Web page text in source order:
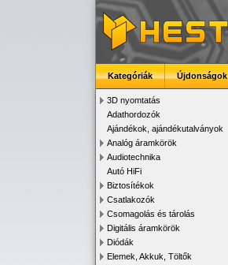
Kategóriák Újdonságok
3D nyomtatás
Adathordozók
Ajándékok, ajándékutalványok
Analóg áramkörök
Audiotechnika
Autó HiFi
Biztosítékok
Csatlakozók
Csomagolás és tárolás
Digitális áramkörök
Diódák
Elemek, Akkuk, Töltők